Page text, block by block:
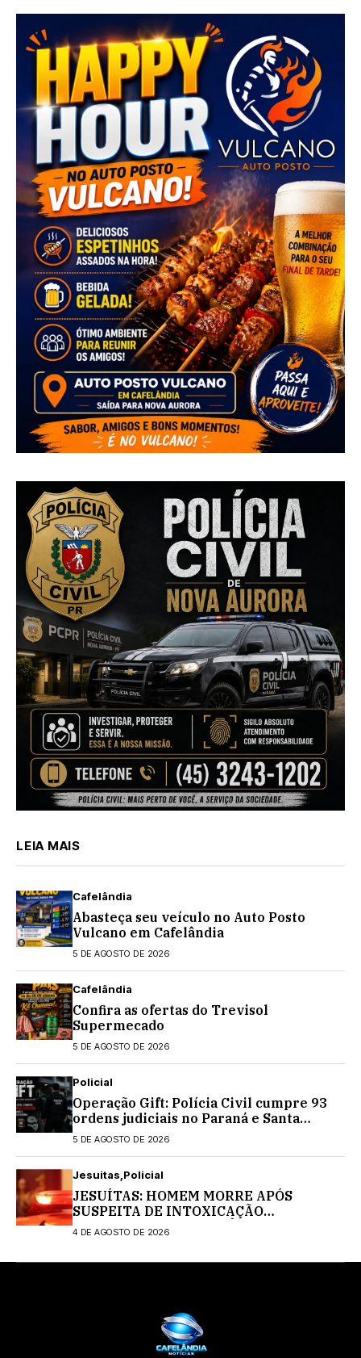
LEIA MAIS
Cafelândia
Abasteça seu veículo no Auto Posto
Vulcano em Cafelândia
5 DE AGOSTO DE 2026
Cafelândia
Confira as ofertas do Trevisol
Supermecado
5 DE AGOSTO DE 2026
Policial
Operação Gift: Polícia Civil cumpre 93
ordens judiciais no Paraná e Santa
Catarina
5 DE AGOSTO DE 2026
Jesuitas Policial
JESUÍTAS: HOMEM MORRE APÓS
SUSPEITA DE INTOXICAÇÃO
MEDICAMENTOSA; POLÍCIA CIVIL
4 DE AGOSTO DE 2026